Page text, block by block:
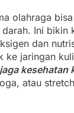
olahraga bisa
Ini bikin
dan
ke jaringan
kesehatan
atau